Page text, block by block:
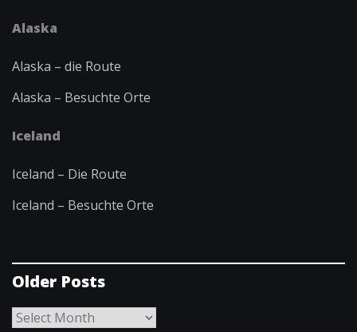
Alaska
Alaska – die Route
Alaska – Besuchte Orte
Iceland
Iceland – Die Route
Iceland – Besuchte Orte
Older Posts
Older